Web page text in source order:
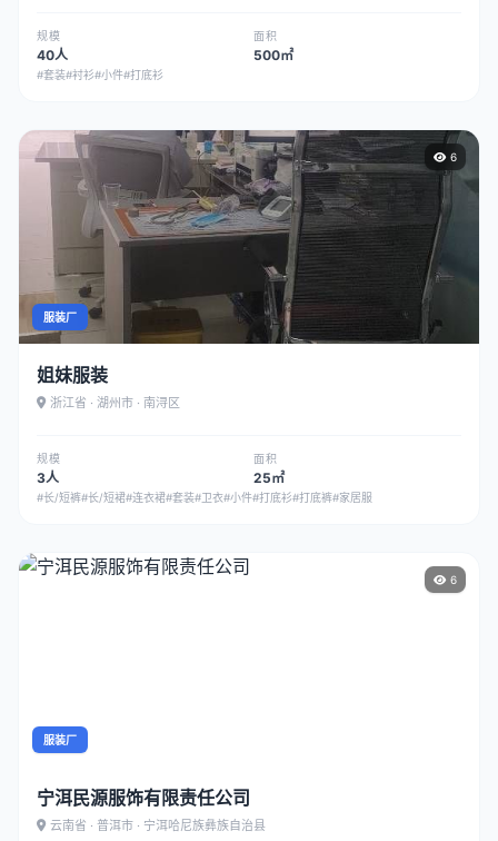
规模
40人
面积
500㎡
#套装#衬衫#小件#打底衫
6
服装厂
姐妹服装
浙江省 · 湖州市 · 南浔区
规模
3人
面积
25㎡
#长/短裤#长/短裙#连衣裙#套装#卫衣#小件#打底衫#打底裤#家居服
6
服装厂
宁洱民源服饰有限责任公司
云南省 · 普洱市 · 宁洱哈尼族彝族自治县